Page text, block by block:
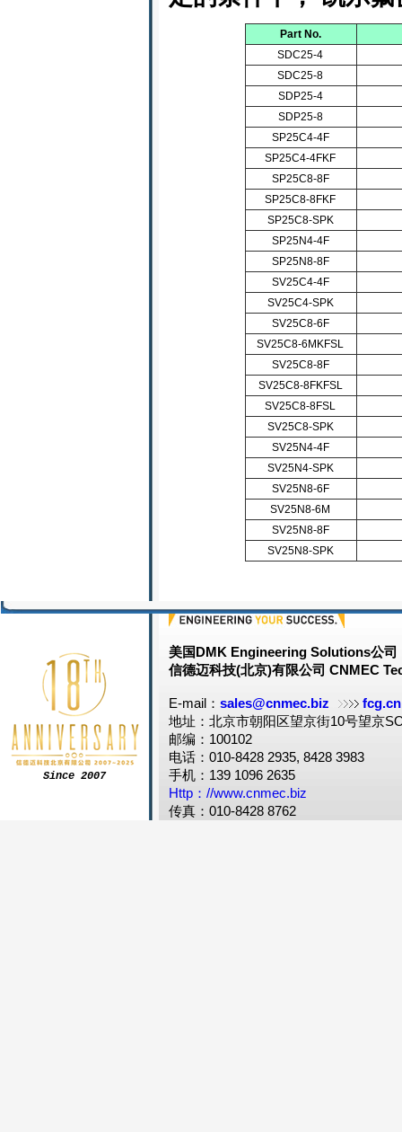
Part No.
SDC25-4
SDC25-8
SDP25-4
SDP25-8
SP25C4-4F
SP25C4-4FKF
SP25C8-8F
SP25C8-8FKF
SP25C8-SPK
SP25N4-4F
SP25N8-8F
SV25C4-4F
SV25C4-SPK
SV25C8-6F
SV25C8-6MKFSL
SV25C8-8F
SV25C8-8FKFSL
SV25C8-8FSL
SV25C8-SPK
SV25N4-4F
SV25N4-SPK
SV25N8-6F
SV25N8-6M
SV25N8-8F
SV25N8-SPK
Since 2007
美国DMK Engineering Solutions公司
信德迈科技(北京)有限公司 CNMEC
E-mail： sales@cnmec.biz
地址：北京市朝阳区望京街10号望京
邮编：100102
电话：010-8428 2935, 8428 3983
手机：139 1096 2635
Http：//www.cnmec.biz
传真：010-8428 8762